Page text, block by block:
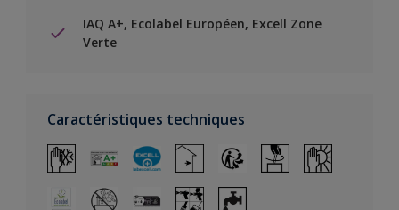
IAQ A+, Ecolabel Européen, Excell Zone
Verte
Caractéristiques techniques